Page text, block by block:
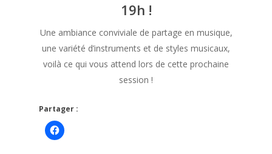
19h !
Une ambiance conviviale de partage en musique,
une variété d’instruments et de styles musicaux,
voilà ce qui vous attend lors de cette prochaine
session !
Partager :
Cliquez
pour